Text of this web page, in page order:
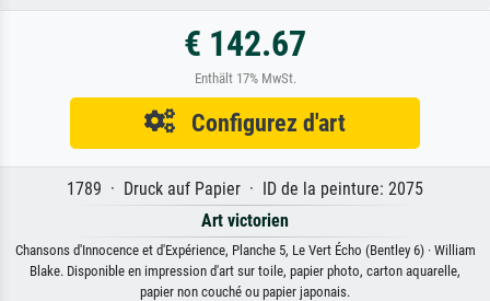
€ 142.67
Enthält 17% MwSt.
Configurez d'art
1789 · Druck auf Papier · ID de la peinture: 2075
Art victorien
Chansons d'Innocence et d'Expérience, Planche 5, Le Vert Écho (Bentley 6) · William
Blake. Disponible en impression d'art sur toile, papier photo, carton aquarelle,
papier non couché ou papier japonais.